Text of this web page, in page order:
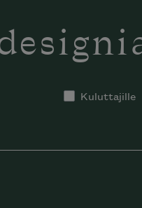
Kuluttajille